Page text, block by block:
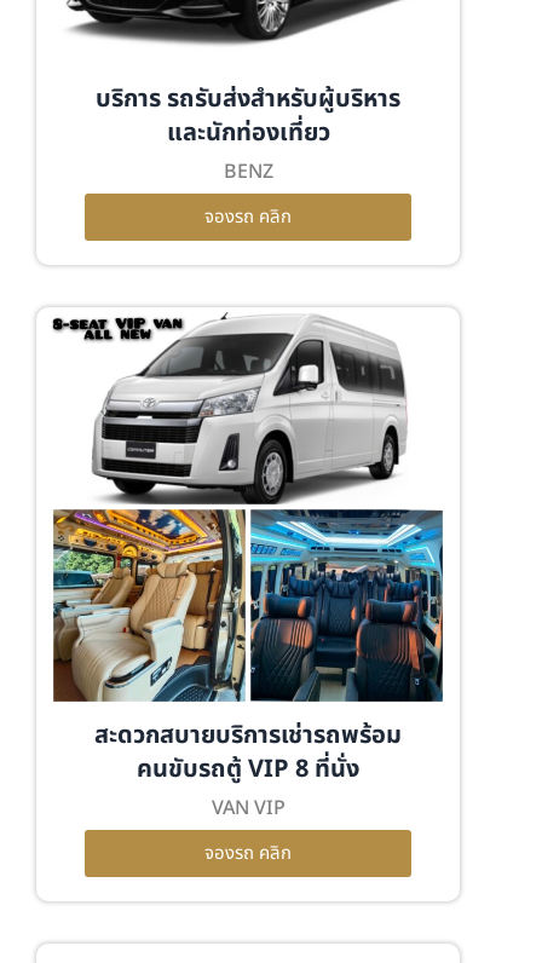
บริการ รถรับส่งสำหรับผู้บริหาร
และนักท่องเที่ยว
BENZ
จองรถ คลิก
สะดวกสบายบริการเช่ารถพร้อม
คนขับรถตู้ VIP 8 ที่นั่ง
VAN VIP
จองรถ คลิก